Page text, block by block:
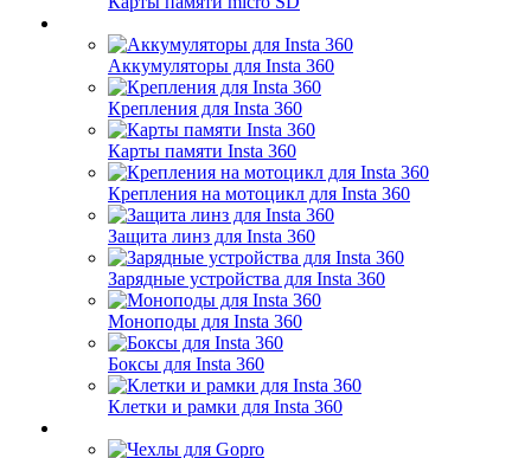
Аккумуляторы для Insta 360
Крепления для Insta 360
Карты памяти Insta 360
Крепления на мотоцикл для Insta 360
Защита линз для Insta 360
Зарядные устройства для Insta 360
Моноподы для Insta 360
Боксы для Insta 360
Клетки и рамки для Insta 360